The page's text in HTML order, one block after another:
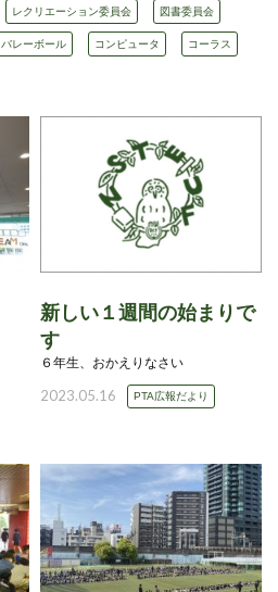
レクリエーション委員会 図書委員会
バレーボール コンピュータ コーラス
新しい１週間の始まりで
す
６年生、おかえりなさい
2023.05.16 PTA広報だより